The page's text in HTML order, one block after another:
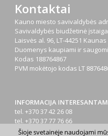
Kontaktai
Kauno miesto savivaldybės
Savivaldybės biudžetinė
Laisvės al. 96, LT-44251 Kaunas
Duomenys kaupiami ir
Kodas 188764867
PVM mokėtojo kodas LT
INFORMACIJA
tel. +370 37 42 26 08
tel. +370 37 77 76 66
tel. +370 660 07000
Šioje svetainėje naudojami